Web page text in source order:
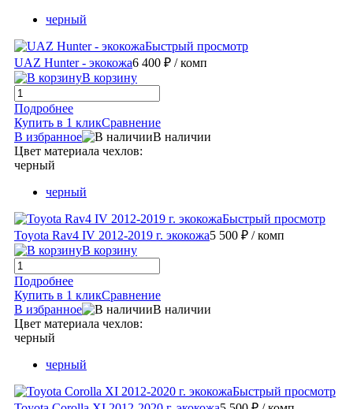
черный
Быстрый просмотр
UAZ Hunter - экокожа6 400 ₽ / комп
В корзину
Подробнее
Купить в 1 кликСравнение
В избранное
В наличии
Цвет материала чехлов:
черный
черный
Быстрый просмотр
Toyota Rav4 IV 2012-2019 г. экокожа5 500 ₽ / комп
В корзину
Подробнее
Купить в 1 кликСравнение
В избранное
В наличии
Цвет материала чехлов:
черный
черный
Быстрый просмотр